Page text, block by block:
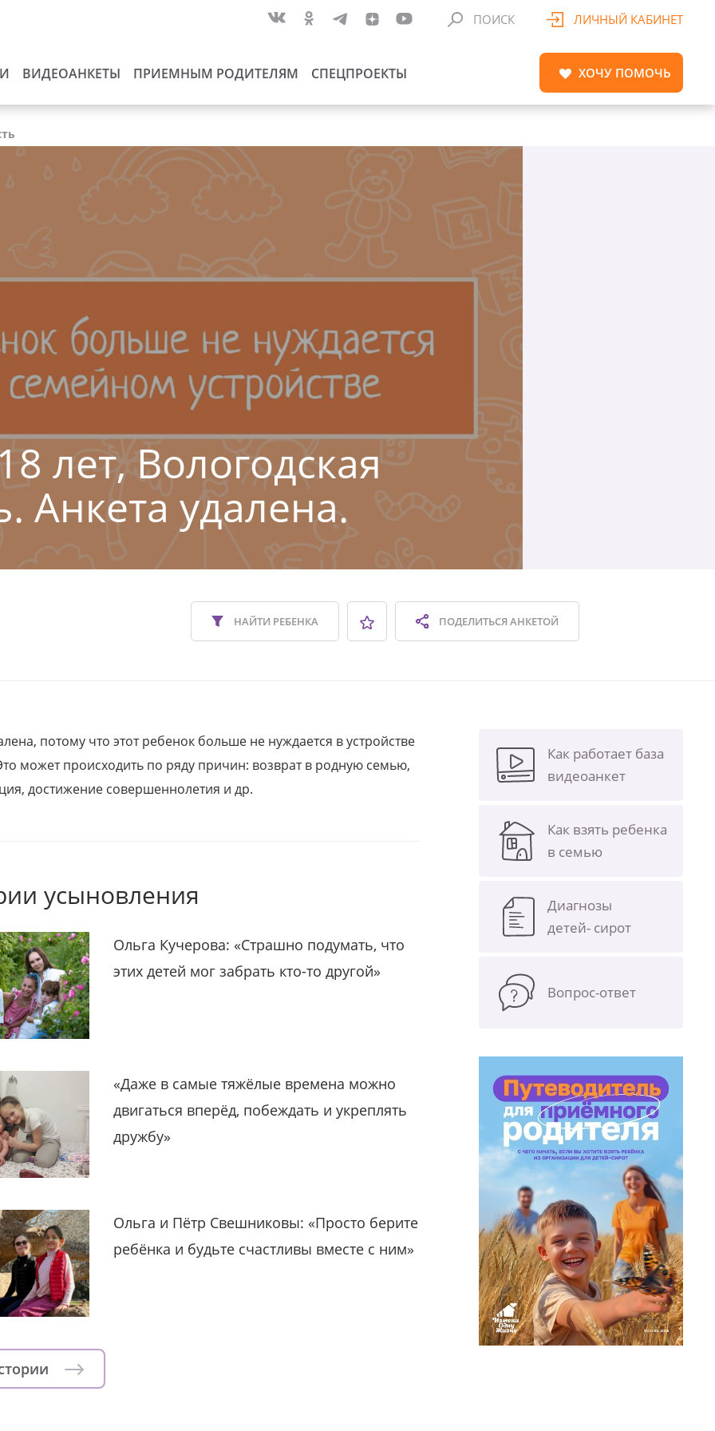
ВИДЕОАНКЕТЫ ПРИЕМНЫМ РОДИТЕЛЯМ СПЕЦПРОЕКТЫ
ПОИСК ЛИЧНЫЙ КАБИНЕТ
ХОЧУ ПОМОЧЬ
лет, Вологодская
Анкета удалена.
ПОДЕЛИТЬСЯАНКЕТОЙ
НАЙТИ РЕБЕНКА
потому что этот ребенок больше не нуждается в устройстве
может происходить по ряду причин: возврат в родную семью,
достижение совершеннолетия и др.
усыновления
Ольга Кучерова: «Страшно подумать, что
этих детей мог забрать кто-то другой»
«Даже в самые тяжёлые времена можно
двигаться вперёд, побеждать и укреплять
дружбу»
Ольга и Пётр Свешниковы: «Просто берите
ребёнка и будьте счастливы вместе с ним»
Как работает база
видеоанкет
Как взять ребенка
в семью
Диагнозы
детей- сирот
Вопрос-ответ